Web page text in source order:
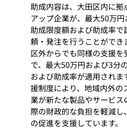
助成内容は、大田区内に拠
アップ企業が、最大50万
助成限度額および助成率で
頼・発注を行うことができ
区外からでも同様の支援
で、最大50万円および3分
および助成率が適用されま
援制度により、地域内外の
業が新たな製品やサービス
際の財政的な負担を軽減し
の促進を支援しています。